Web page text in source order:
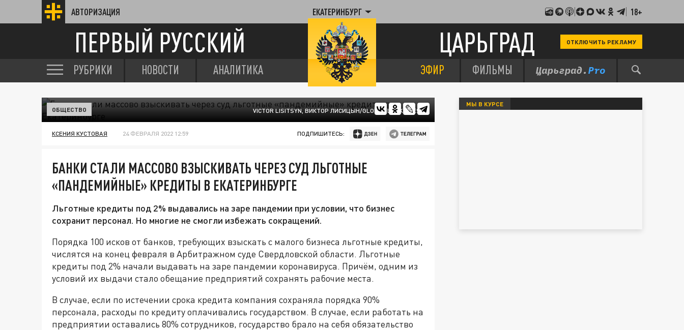
АВТОРИЗАЦИЯ ЕКАТЕРИНБУРГ 18+
ПЕРВЫЙ РУССКИЙ ЦАРЬГРАД ОТКЛЮЧИТЬ РЕКЛАМУ
РУБРИКИ НОВОСТИ АНАЛИТИКА ЭФИР ФИЛЬМЫ
VICTOR LISITSYN, ВИКТОР ЛИСИЦЫН/GLOBAL LOOK PRESS
ОБЩЕСТВО
КСЕНИЯ КУСТОВАЯ 24 ФЕВРАЛЯ 2022 12:59 ПОДПИШИТЕСЬ:
БАНКИ СТАЛИ МАССОВО ВЗЫСКИВАТЬ ЧЕРЕЗ СУД ЛЬГОТНЫЕ
«ПАНДЕМИЙНЫЕ» КРЕДИТЫ В ЕКАТЕРИНБУРГЕ
Льготные кредиты под 2% выдавались на заре пандемии при условии, что бизнес
сохранит персонал. Но многие не смогли избежать сокращений.
Порядка 100 исков от банков, требующих взыскать с малого бизнеса льготные кредиты,
числятся на конец февраля в Арбитражном суде Свердловской области. Льготные
кредиты под 2% начали выдавать на заре пандемии коронавируса. Причём, одним из
условий их выдачи стало обещание предприятий сохранять рабочие места.
В случае, если по истечении срока кредита компания сохраняла порядка 90%
персонала, расходы по кредиту оплачивались государством. В случае, если работать на
предприятии оставались 80% сотрудников, государство брало на себя обязательство
МЫ В КУРСЕ